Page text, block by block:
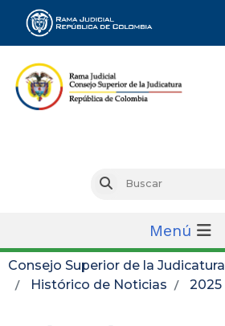
Buscar
Menú
Consejo Superior de la Judicatura
Histórico de Noticias
2025